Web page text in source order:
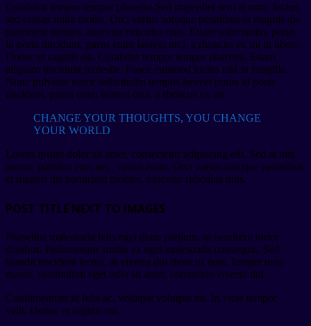
Curabitur tempor tempor pharetra.Sed imperdiet sem at nunc luctus,
sed cursus nulla mollis. Orci varius natoque penatibus et magnis dis
parturient montes, nascetur ridiculus mus. Etiam sollicitudin, purus
id porta tincidunt, purus enim laoreet orci, a rhoncus ex mi in libero.
Donec et sagittis est. Curabitur tempor tempor pharetra. Etiam
aliquam tincidunt molestie. Fusce euismod luctus nisl in fringilla.
Nunc pulvinar tortor sollicitudin tempus laoreet purus id porta
tincidunt, purus enim laoreet orci, a rhoncus ex mi.
CHANGE YOUR THOUGHTS, YOU CHANGE
YOUR WORLD
Lorem ipsum dolor sit amet, consectetur adipiscing elit. Sed at nisi
auctor, porttitor eros nec, varius enim. Orci varius natoque penatibus
et magnis dis parturient montes, nascetur ridiculus mus.
POST TITLE NEXT TO IMAGES
Phasellus malesuada felis eget diam pretium, ut hendrerit tortor
dapibus. Pellentesque mattis ex eget malesuada consequat. Sed
blandit tincidunt lectus, at viverra dui rhoncus quis. Integer urna
massa, vestibulum eget odio sit amet, commodo viverra dui.
Condimentum id felis ac, volutpat volutpat mi. In vitae tempor
velit. Donec et sagittis est.